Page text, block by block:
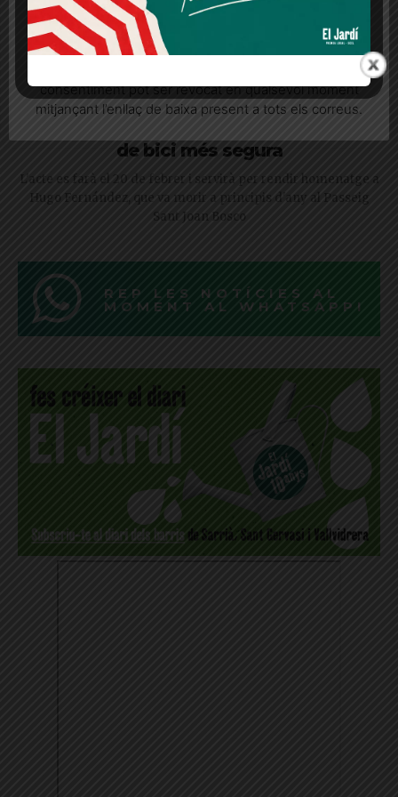
La mort d’un ciclista a Sarrià reunirà una
de bici més segura
L'acte es farà el 20 de febrer i servirà per rendir homenatge a
Hugo Fernández, que va morir a principis d'any al Passeig
Sant Joan Bosco
REP LES NOTÍCIES AL
MOMENT AL WHATSAPP!
Quan l’usuari crea un compte al Diari el Jardí, dona el
seu consentiment explícit per rebre comunicacions
consentiment pot ser revocat en qualsevol moment
mitjançant l’enllaç de baixa present a tots els correus.